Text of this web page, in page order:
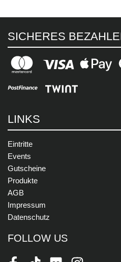
SICHERES
LINKS
Eintritte
Events
Gutscheine
Produkte
AGB
Impressum
Datenschutz
FOLLOW US